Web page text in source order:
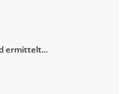
ermittelt...